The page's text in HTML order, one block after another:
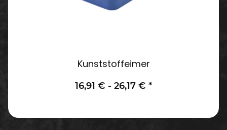
Kunststoffeimer
16,91 € - 26,17 € *